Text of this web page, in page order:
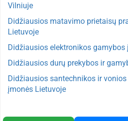
Vilniuje
Didžiausios matavimo prietaisų
Lietuvoje
Didžiausios elektronikos gamybos
Didžiausios durų prekybos ir
Didžiausios santechnikos ir
įmonės Lietuvoje